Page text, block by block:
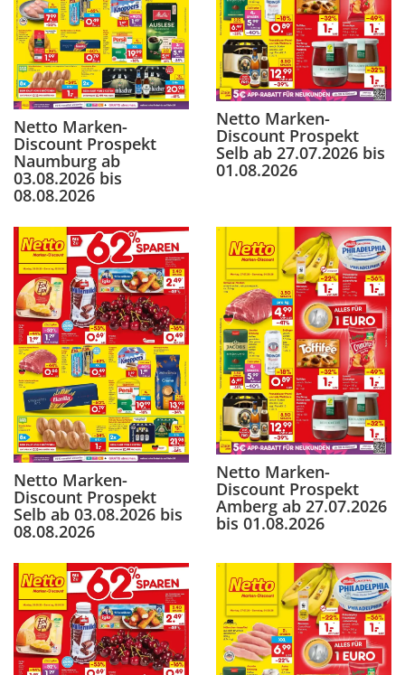
Netto Marken-
Discount Prospekt
Naumburg ab
03.08.2026 bis
08.08.2026
Netto Marken-
Discount Prospekt
Selb ab 27.07.2026 bis
01.08.2026
Netto Marken-
Discount Prospekt
Selb ab 03.08.2026 bis
08.08.2026
Netto Marken-
Discount Prospekt
Amberg ab 27.07.2026
bis 01.08.2026